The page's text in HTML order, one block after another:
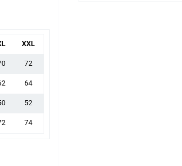
XXL
72
64
52
74